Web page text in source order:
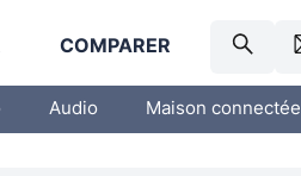
COMPARER
Audio Maison connectée